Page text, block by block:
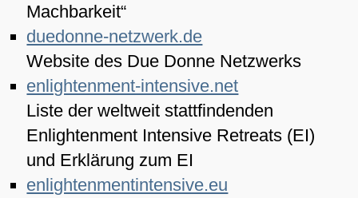
Machbarkeit“
duedonne-netzwerk.de
Website des Due Donne Netzwerks
enlightenment-intensive.net
Liste der weltweit stattfindenden
Enlightenment Intensive Retreats (EI)
und Erklärung zum EI
enlightenmentintensive.eu